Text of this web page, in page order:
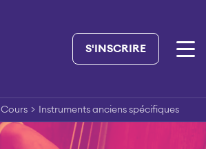
S'INSCRIRE
Cours > Instruments anciens spécifiques